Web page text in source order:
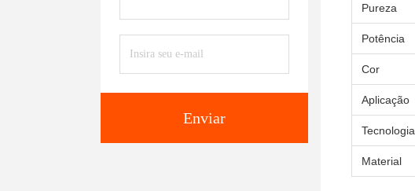
Enviar
Pureza
Potência
Cor
Aplicação
Tecnologia
Material